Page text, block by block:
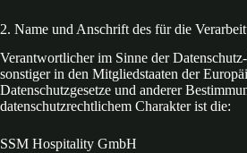
2. Name und Anschrift des für die
Verantwortlicher im Sinne der
sonstiger in den Mitgliedstaaten der
Datenschutzgesetze und anderer
datenschutzrechtlichem Charakter ist die:
SSM Hospitality GmbH